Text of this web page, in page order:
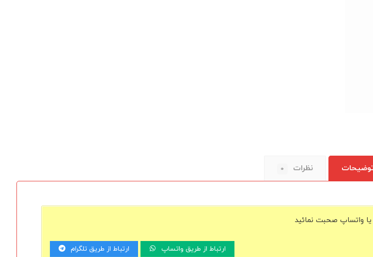
نظرات ۰
واتساپ صحبت نمائید
ارتباط از طریق تلگرام ارتباط از طریق واتساپ